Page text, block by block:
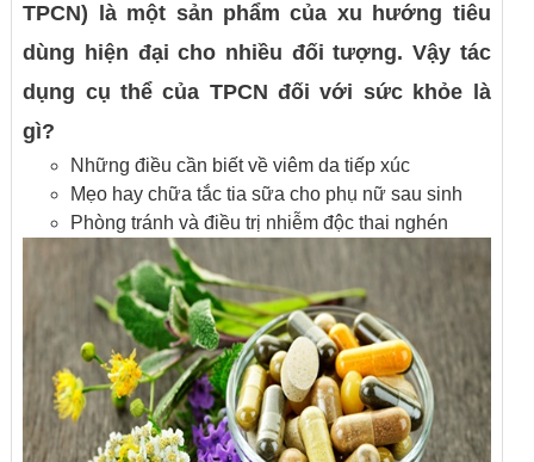
TPCN) là một sản phẩm của xu hướng tiêu
dùng hiện đại cho nhiều đối tượng. Vậy tác
dụng cụ thể của TPCN đối với sức khỏe là
gì?
Những điều cần biết về viêm da tiếp xúc
Mẹo hay chữa tắc tia sữa cho phụ nữ sau sinh
Phòng tránh và điều trị nhiễm độc thai nghén